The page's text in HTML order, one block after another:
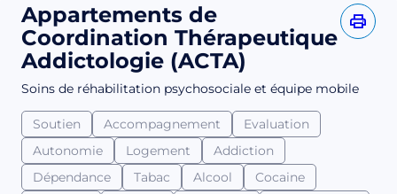
Appartements de
Coordination Thérapeutique
Addictologie (ACTA)
Soins de réhabilitation psychosociale et équipe mobile
Soutien Accompagnement
Evaluation
Autonomie
Logement
Addiction
Dépendance
Tabac Alcool
Cocaine